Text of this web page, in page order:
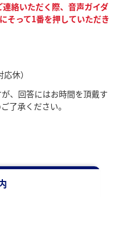
絡いただく際、音声ガイダ
そって1番を押していただき
休）
、回答にはお時間を頂戴す
了承ください。